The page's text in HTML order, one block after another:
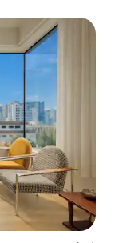
архитект